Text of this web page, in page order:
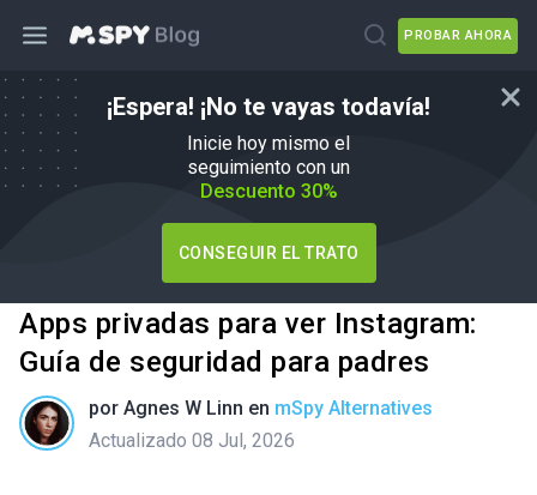
PROBAR AHORA
¡Espera! ¡No te vayas todavía!
Inicie hoy mismo el
seguimiento con un
Descuento 30%
CONSEGUIR EL TRATO
Apps privadas para ver Instagram:
Guía de seguridad para padres
por Agnes W Linn en mSpy Alternatives
Actualizado 08 Jul, 2026